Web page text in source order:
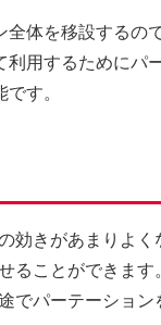
全体を移設するの
利用するためにパ
す。
効きがあまりよ
ることができま
でパーテーション